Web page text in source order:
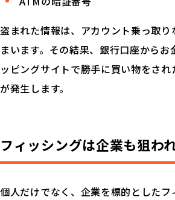
盗まれた情報は、アカウント乗っ取
まいます。その結果、銀行口座からお
ッピングサイトで勝手に買い物をさ
が発生します。
フィッシングは企業も狙わ
個人だけでなく、企業を標的とした